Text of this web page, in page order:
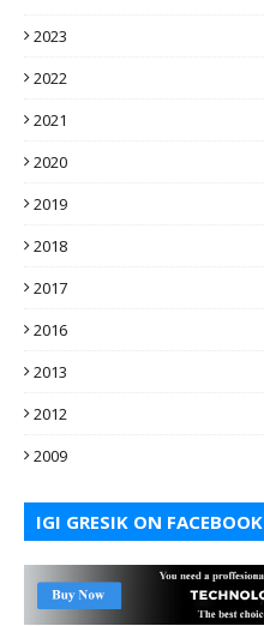
2023
2022
2021
2020
2019
2018
2017
2016
2013
2012
2009
IGI GRESIK ON FACEBOOK